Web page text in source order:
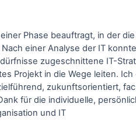
Phase beauftragt, in der
einer Analyse der IT
zugeschnittene IT-
Projekt in die Wege leiten.
zukunftsorientiert,
für die individuelle,
und IT